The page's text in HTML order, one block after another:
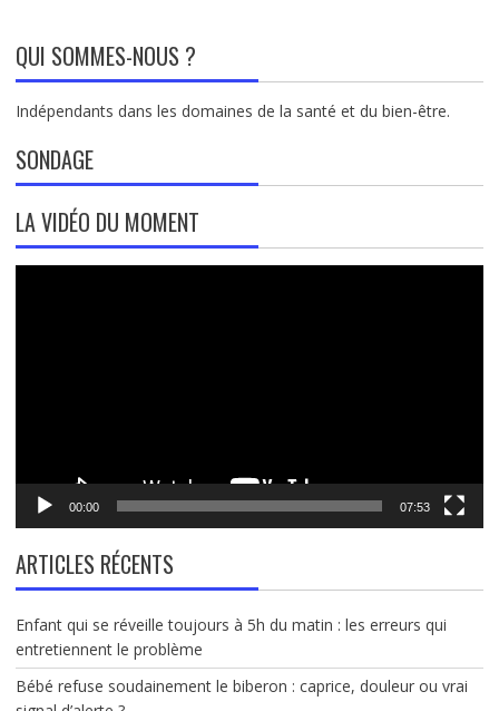
QUI SOMMES-NOUS ?
Indépendants dans les domaines de la santé et du bien-être.
SONDAGE
LA VIDÉO DU MOMENT
00:00 07:53
ARTICLES RÉCENTS
Enfant qui se réveille toujours à 5h du matin : les erreurs qui
entretiennent le problème
Bébé refuse soudainement le biberon : caprice, douleur ou vrai